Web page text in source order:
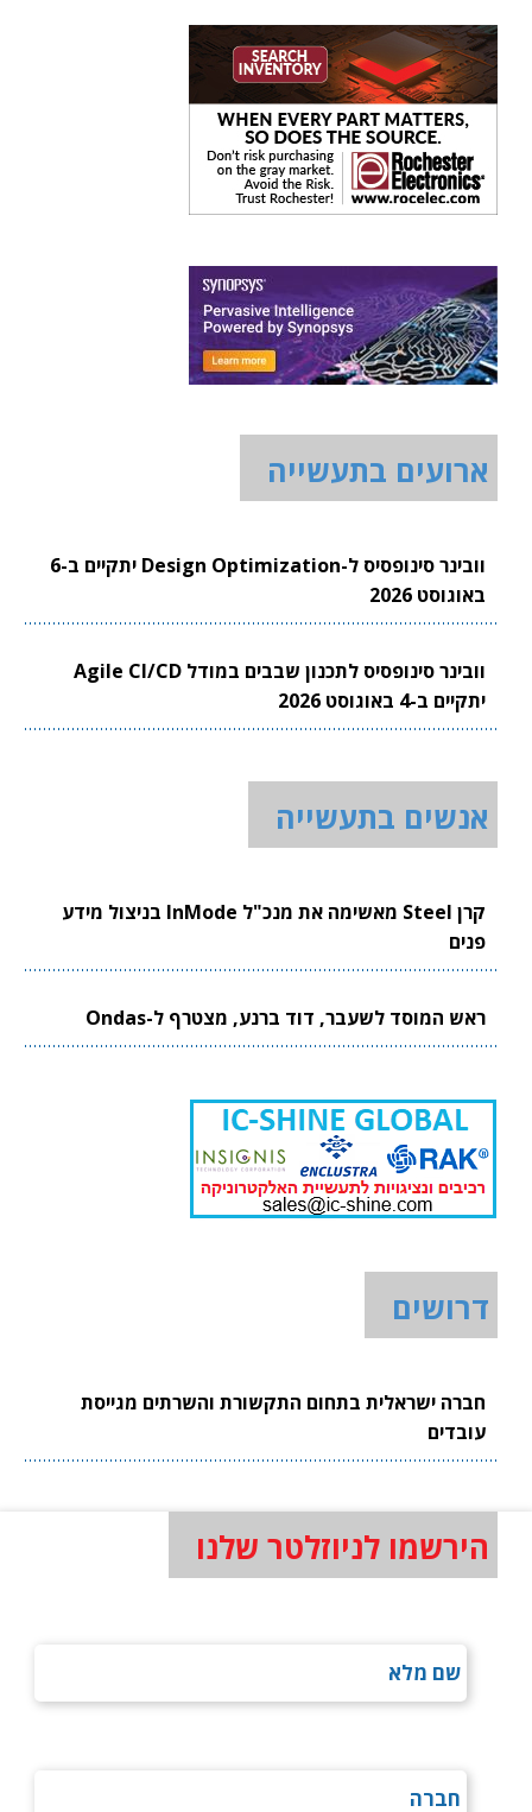
ארועים בתעשייה
וובינר סינופסיס ל-Design Optimization יתקיים ב-6
באוגוסט 2026
וובינר סינופסיס לתכנון שבבים במודל Agile CI/CD
יתקיים ב-4 באוגוסט 2026
אנשים בתעשייה
קרן Steel מאשימה את מנכ"ל InMode בניצול מידע
פנים
ראש המוסד לשעבר, דוד ברנע, מצטרף ל-Ondas
דרושים
חברה ישראלית בתחום התקשורת והשרתים מגייסת
עובדים
הירשמו לניוזלטר שלנו